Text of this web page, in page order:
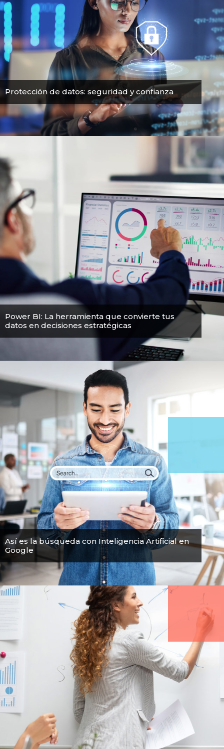
Protección de datos: seguridad y confianza
Power BI: La herramienta que convierte tus
datos en decisiones estratégicas
Así es la búsqueda con Inteligencia Artificial en
Google